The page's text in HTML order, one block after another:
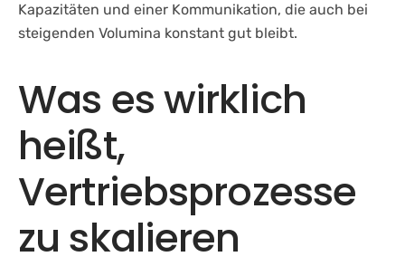
Kapazitäten und einer Kommunikation, die auch bei
steigenden Volumina konstant gut bleibt.
Was es wirklich
heißt,
Vertriebsprozesse
zu skalieren